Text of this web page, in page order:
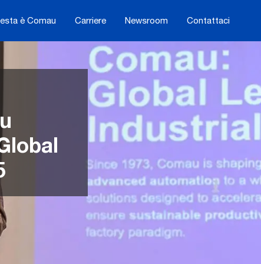
è Comau Carriere Newsroom Contattaci